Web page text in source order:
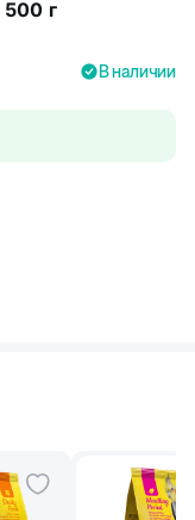
г
В наличии